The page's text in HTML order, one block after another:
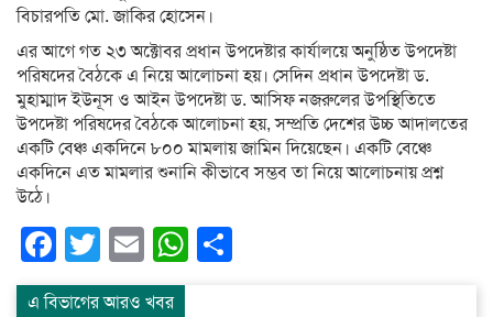
বিচারপতি মো. জাকির হোসেন।
এর আগে গত ২৩ অক্টোবর প্রধান উপদেষ্টার কার্যালয়ে অনুষ্ঠিত উপদেষ্টা
পরিষদের বৈঠকে এ নিয়ে আলোচনা হয়। সেদিন প্রধান উপদেষ্টা ড.
মুহাম্মাদ ইউনূস ও আইন উপদেষ্টা ড. আসিফ নজরুলের উপস্থিতিতে
উপদেষ্টা পরিষদের বৈঠকে আলোচনা হয়, সম্প্রতি দেশের উচ্চ আদালতের
একটি বেঞ্চ একদিনে ৮০০ মামলায় জামিন দিয়েছেন। একটি বেঞ্চে
একদিনে এত মামলার শুনানি কীভাবে সম্ভব তা নিয়ে আলোচনায় প্রশ্ন
উঠে।
Facebook
Twitter
EmailWhatsApp
এ বিভাগের আরও খবর